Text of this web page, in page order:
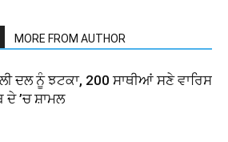
MORE FROM AUTHOR
ਦਲ ਨੂੰ ਝਟਕਾ, 200 ਸਾਥੀਆਂ ਸਣੇ ਵਾਰਿਸ
ਦੇ ’ਚ ਸ਼ਾਮਲ